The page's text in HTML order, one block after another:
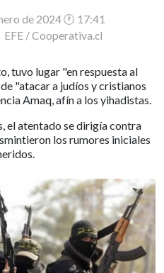
de 2024 🕐 17:41
EFE / Cooperativa.cl
tuvo lugar "en respuesta al
"atacar a judíos y cristianos
Amaq, afín a los yihadistas.
el atentado se dirigía contra
los rumores iniciales